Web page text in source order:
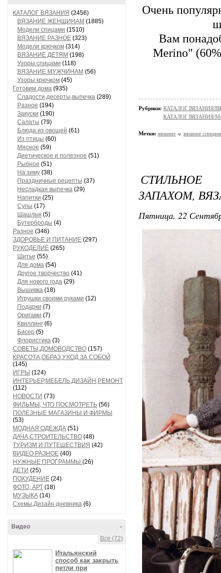
КАТАЛОГ ВЯЗАНИЯ (2456)
ВЯЗАНИЕ ЖЕНЩИНАМ (1885)
Модели спицами (1510)
ВЯЗАНИЕ РАЗНОЕ (323)
Модели крючком (314)
ВЯЗАНИЕ ДЕТЯМ (198)
Узоры спицами (118)
ВЯЗАНИЕ МУЖЧИНАМ (56)
Узоры крючком (45)
Готовим дома (935)
Сладости,десерты,выпечка (289)
Разное (194)
Закуски (190)
Салаты (79)
Блюда из овощей (61)
Из птицы (60)
Мясное (59)
Диетическое и полезное (51)
Рыбное (51)
На зиму (38)
Праздничные рецепты (37)
Несладкая выпечка (29)
Напитки (25)
Супы (17)
Шашлык (5)
Бутерброды (4)
Разное (346)
ЗДОРОВЬЕ И ПИТАНИЕ (297)
РУКОДЕЛИЕ (265)
Шитье (55)
Для дома (54)
Другое творчество (41)
Для нового года (29)
Вышивка (18)
Игрушки своими руками (12)
Подарки (7)
Оригами (7)
Квиллинг (6)
Бисер (5)
Флористика (3)
СОВЕТЫ,ДОМОВОДСТВО (157)
КРАСОТА,ОБРАЗ,УХОД ЗА СОБОЙ
(145)
ИГРЫ (124)
ИНТЕРЬЕР,МЕБЕЛЬ,ДИЗАЙН,РЕМОНТ
(112)
НОВОСТИ (73)
ФИЛЬМЫ, ЧТО ПОСМОТРЕТЬ (56)
ПОЛЕЗНЫЕ МАГАЗИНЫ И ФИРМЫ
(53)
МОДНАЯ ОДЕЖДА (51)
ДАЧА,СТРОИТЕЛЬСТВО (48)
ТУРИЗМ И ПУТЕШЕСТВИЯ (42)
ВИДЕО РАЗНОЕ (40)
НУЖНЫЕ ПРОГРАММЫ (26)
ДЕТИ (25)
ПОХУДЕНИЕ (24)
ФОТО, АРТ (18)
МУЗЫКА (14)
Схемы,Дизайн дневника (6)
-
Видео
Все (72)
Итальянский
способ как закрыть
петли при
Очень
Вам
Merino"
Рубрики: КАТАЛОГ ВЯЗАНИЯ/
КАТАЛОГ ВЯЗАНИЯ/
Метки: вязание вязание
ЗАПАХОМ,
Пятница, 22